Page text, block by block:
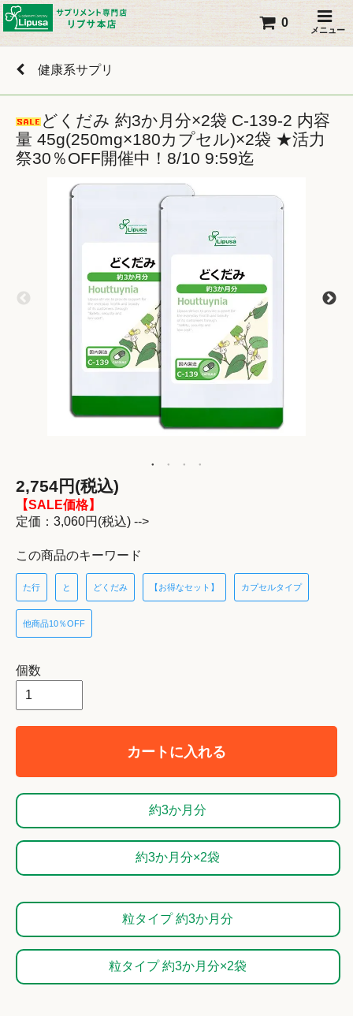
メニュー
0
健康系サプリ
どくだみ 約3か月分×2袋 C-139-2 内容
量 45g(250mg×180カプセル)×2袋 ★活力
祭30％OFF開催中！8/10 9:59迄
2,754円(税込)
【SALE価格】
定価：3,060円(税込) -->
この商品のキーワード
た行 と どくだみ 【お得なセット】 カプセルタイプ
他商品10％OFF
個数
カートに入れる
約3か月分
約3か月分×2袋
粒タイプ 約3か月分
粒タイプ 約3か月分×2袋